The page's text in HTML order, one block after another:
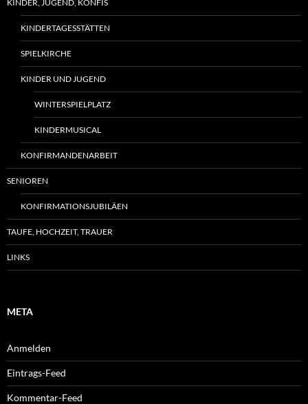
KINDER, JUGEND, KONFIS
KINDERTAGESSTÄTTEN
SPIELKIRCHE
KINDER UND JUGEND
WINTERSPIELPLATZ
KINDERMUSICAL
KONFIRMANDENARBEIT
SENIOREN
KONFIRMATIONSJUBILÄEN
TAUFE, HOCHZEIT, TRAUER
LINKS
META
Anmelden
Eintrags-Feed
Kommentar-Feed